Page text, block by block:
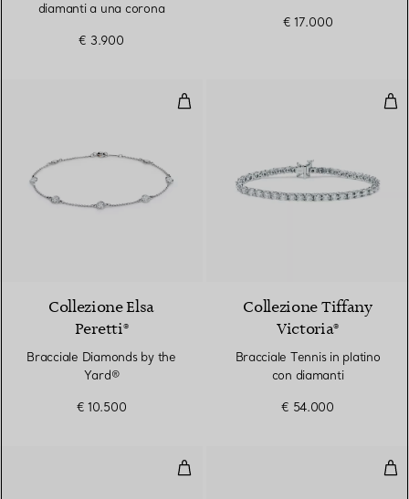
diamanti a una corona
€ 3.900
€ 17.000
Bracciale Diamonds by the
Collezione Elsa
Peretti®
Bracciale Diamonds by the
Yard®
€ 10.500
Collezione Tiffany
Victoria®
Bracciale Tennis in platino
con diamanti
€ 54.000
Bracciale tennis